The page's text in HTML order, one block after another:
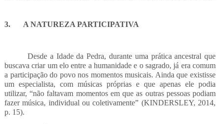
3. A NATUREZA PARTICIPATIVA
Desde a Idade da Pedra, durante uma prática ancestral que
buscava criar um elo entre a humanidade e o sagrado, já era comum
a participação do povo nos momentos musicais. Ainda que existisse
um especialista, com músicas próprias e que apenas ele podia
utilizar, “não faltavam momentos em que as outras pessoas podiam
fazer música, individual ou coletivamente” (KINDERSLEY, 2014,
p. 15).